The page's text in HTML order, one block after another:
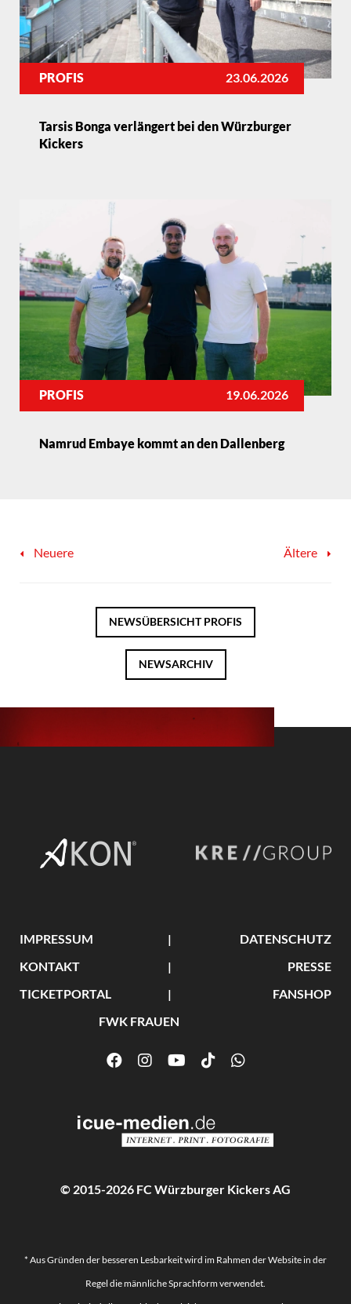
Tarsis Bonga verlängert bei den Würzburger
Kickers
PROFIS 23.06.2026
Namrud Embaye kommt an den Dallenberg
PROFIS 19.06.2026
Neuere Ältere
NEWSÜBERSICHTPROFIS
NEWSARCHIV
IMPRESSUM
DATENSCHUTZ
KONTAKT
PRESSE
TICKETPORTAL
FANSHOP
FWK FRAUEN
© 2015-2026 FC Würzburger Kickers AG
* Aus Gründen der besseren Lesbarkeit wird im Rahmen der Website in der
Regel die männliche Sprachform verwendet.